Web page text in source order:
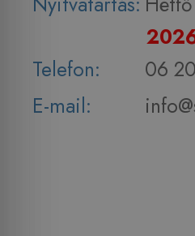
Telefon:
06
E-mail: